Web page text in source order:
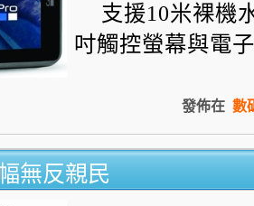
支援10米裸機
吋觸控螢幕與電
發佈在 數
無反親民